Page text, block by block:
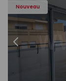
Nouveau
Précédent